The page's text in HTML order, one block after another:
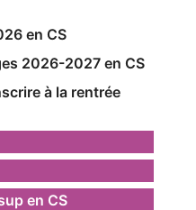
en CS
2026-2027 en CS
à la rentrée
en CS